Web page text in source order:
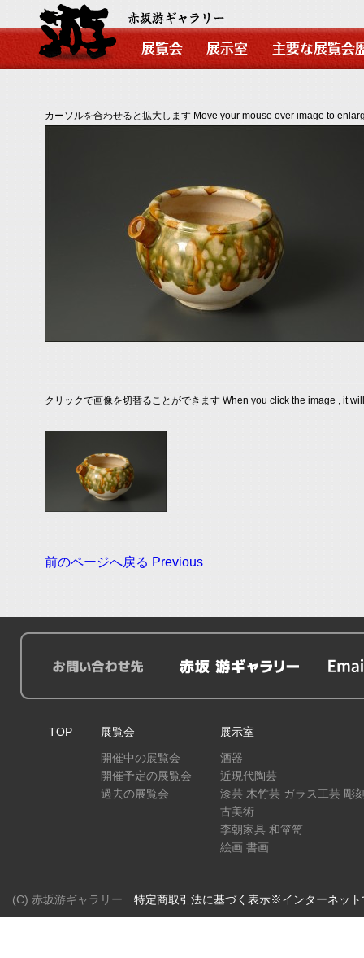
カーソルを合わせると拡大します Move your mouse over image to
クリックで画像を切替ることができます When you click the image , it
前のページへ戻る Previous
TOP
展覧会
開催中の展覧会
開催予定の展覧会
過去の展覧会
展示室
酒器
近現代陶芸
漆芸 木竹芸 ガラス工芸 彫
古美術
李朝家具 和箪笥
絵画 書画
(C) 赤坂游ギャラリー 特定商取引法に基づく表示※インターネッ